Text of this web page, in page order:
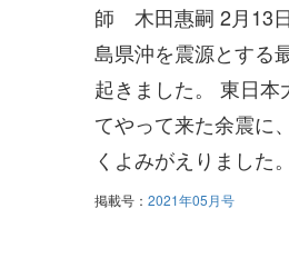
師 木田惠嗣 2月13
島県沖を震源とする
起きました。 東日
てやって来た余震に
くよみがえりました
掲載号： 2021年05月号